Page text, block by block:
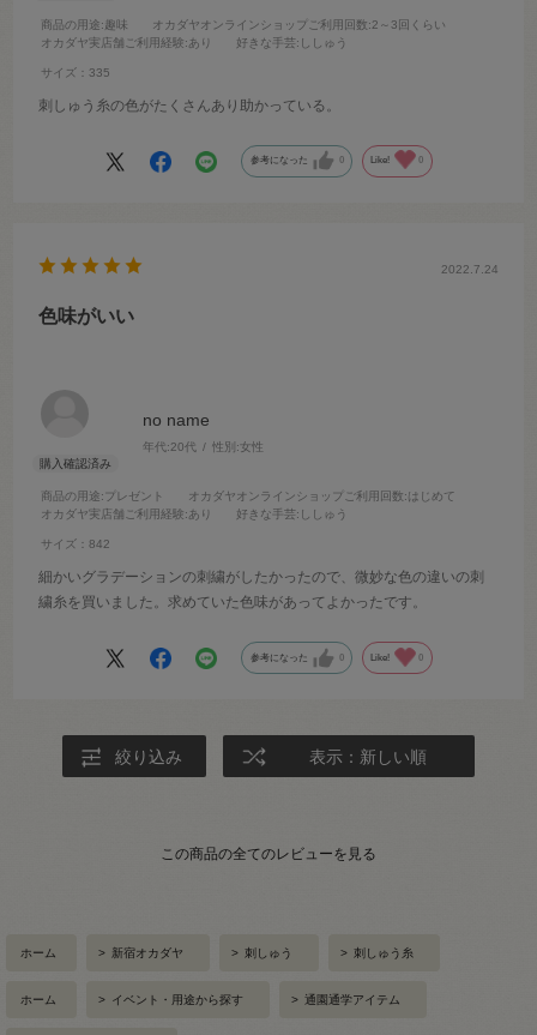
商品の用途:趣味 オカダヤオンラインショップご利用回数:2～3回くらい
オカダヤ実店舗ご利用経験:あり 好きな手芸:ししゅう
サイズ：335
刺しゅう糸の色がたくさんあり助かっている。
参考になった 0 Like! 0
no name
年代:20代 性別:女性
商品の用途:プレゼント オカダヤオンラインショップご利用回数:はじめて
オカダヤ実店舗ご利用経験:あり 好きな手芸:ししゅう
サイズ：842
2022.7.24
色味がいい
細かいグラデーションの刺繍がしたかったので、微妙な色の違いの刺
繍糸を買いました。求めていた色味があってよかったです。
参考になった 0 Like! 0
絞り込み 表示：新しい順
この商品の全てのレビューを見る
ホーム > 新宿オカダヤ > 刺しゅう > 刺しゅう糸
ホーム > イベント・用途から探す > 通園通学アイテム